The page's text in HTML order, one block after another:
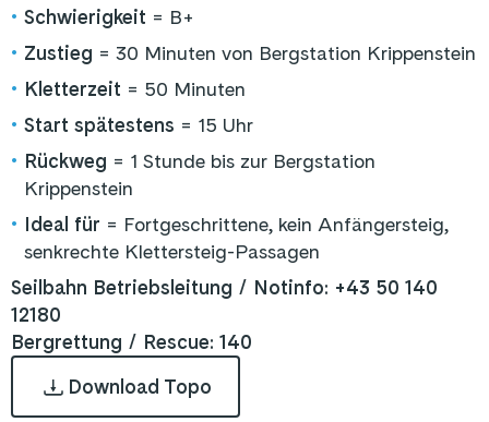
• Schwierigkeit = B+
• Zustieg = 30 Minuten von Bergstation Krippenstein
• Kletterzeit = 50 Minuten
• Start spätestens = 15 Uhr
• Rückweg = 1 Stunde bis zur Bergstation
Krippenstein
• Ideal für = Fortgeschrittene, kein Anfängersteig,
senkrechte Klettersteig-Passagen
Seilbahn Betriebsleitung / Notinfo: +43 50 140
12180
Bergrettung / Rescue: 140
Download Topo